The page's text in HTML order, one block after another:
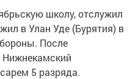
школу, отслужил
в Улан Уде (Бурятия) в
После
Нижнекамский
5 разряда.